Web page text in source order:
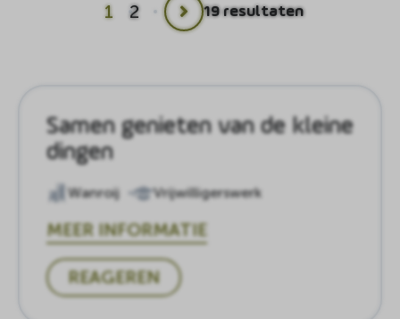
1 2
Volgende
19 resultaten
Samen genieten van de kleine
dingen
Wanroij Vrijwilligerswerk
MEER INFORMATIE
REAGEREN